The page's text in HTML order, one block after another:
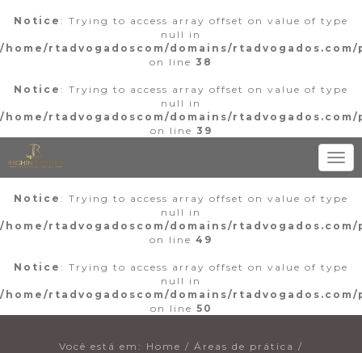
Notice : Trying to access array offset on value of type
null in
/home/rtadvogadoscom/domains/
on line 38
Notice : Trying to access array offset on value of type
null in
/home/rtadvogadoscom/domains/
on line 39
Notice : Trying to access array offset on value of type
null in
/home/rtadvogadoscom/domains/
on line 49
Notice : Trying to access array offset on value of type
null in
/home/rtadvogadoscom/domains/
on line 50
Você está em: Home / Áreas de prática /